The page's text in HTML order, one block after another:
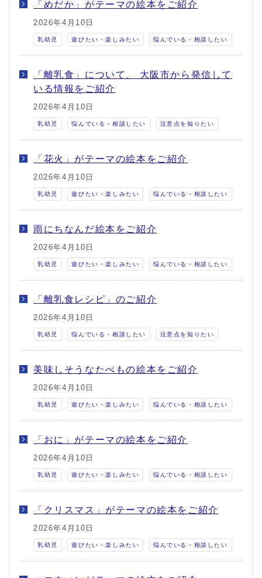
「めだか」がテーマの絵本をご紹介
2026年4月10日
乳幼児 遊びたい・楽しみたい 悩んでいる・相談したい
「離乳食」について、 大阪市から発信して
いる情報をご紹介
2026年4月10日
乳幼児 悩んでいる・相談したい 注意点を知りたい
「花火」がテーマの絵本をご紹介
2026年4月10日
乳幼児 遊びたい・楽しみたい 悩んでいる・相談したい
雨にちなんだ絵本をご紹介
2026年4月10日
乳幼児 遊びたい・楽しみたい 悩んでいる・相談したい
「離乳食レシピ」のご紹介
2026年4月10日
乳幼児 悩んでいる・相談したい 注意点を知りたい
美味しそうなたべもの絵本をご紹介
2026年4月10日
乳幼児 遊びたい・楽しみたい 悩んでいる・相談したい
「おに」がテーマの絵本をご紹介
2026年4月10日
乳幼児 遊びたい・楽しみたい 悩んでいる・相談したい
「クリスマス」がテーマの絵本をご紹介
2026年4月10日
乳幼児 遊びたい・楽しみたい 悩んでいる・相談したい